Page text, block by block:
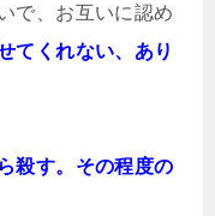
で、お互いに認め
てくれない、あり
殺す。その程度の